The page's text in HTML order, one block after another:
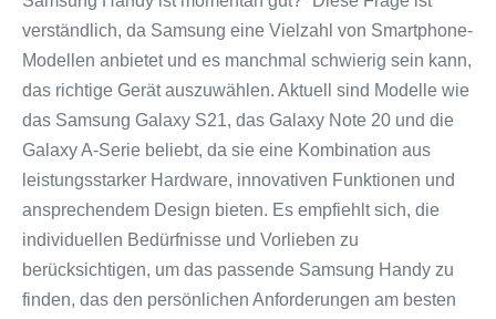
verständlich, da Samsung eine Vielzahl von Smartphone-
Modellen anbietet und es manchmal schwierig sein kann,
das richtige Gerät auszuwählen. Aktuell sind Modelle wie
das Samsung Galaxy S21, das Galaxy Note 20 und die
Galaxy A-Serie beliebt, da sie eine Kombination aus
leistungsstarker Hardware, innovativen Funktionen und
ansprechendem Design bieten. Es empfiehlt sich, die
individuellen Bedürfnisse und Vorlieben zu
berücksichtigen, um das passende Samsung Handy zu
finden, das den persönlichen Anforderungen am besten